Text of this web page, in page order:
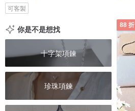
可客製
你是不是想找
十字架項鍊
珍珠項鍊
88 折